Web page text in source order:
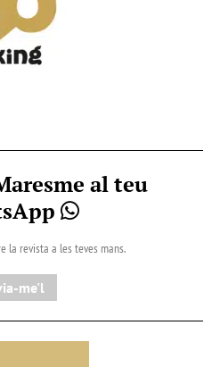
al teu
la revista a les teves mans.
me'l